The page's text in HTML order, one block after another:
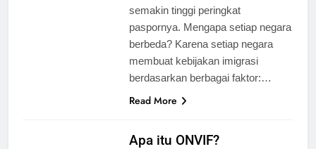
semakin tinggi peringkat
paspornya. Mengapa setiap negara
berbeda? Karena setiap negara
membuat kebijakan imigrasi
berdasarkan berbagai faktor:…
Read More
Apa itu ONVIF?